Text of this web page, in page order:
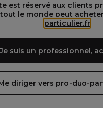
est réservé aux clients
le monde peut
particulier.fr
Je suis un professionnel,
diriger vers pro-duo-
© Tous droits réservés © Pro-
la coiffure et de la beauté, nous
de produits professionnels
d'un choix de grandes
gamme de produits
de produits et
de qualité.